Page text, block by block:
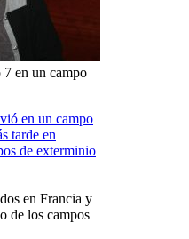
7 en un campo
en Francia y
de los campos